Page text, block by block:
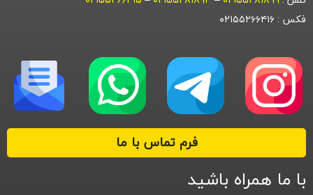
فکس : ۰۲۱۵۵۲۶۶۴۱۶
فرم تماس با ما
با ما همراه باشید